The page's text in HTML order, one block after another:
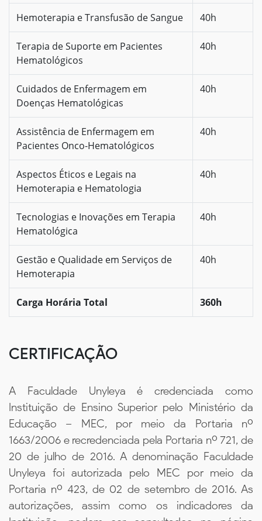
Hemoterapia e Transfusão de Sangue 40h
Terapia de Suporte em Pacientes
Hematológicos
40h
Cuidados de Enfermagem em
Doenças Hematológicas
40h
Assistência de Enfermagem em
Pacientes Onco-Hematológicos
40h
Aspectos Éticos e Legais na
Hemoterapia e Hematologia
40h
Tecnologias e Inovações em Terapia
Hematológica
40h
Gestão e Qualidade em Serviços de
Hemoterapia
40h
Carga Horária Total 360h
CERTIFICAÇÃO
A Faculdade Unyleya é credenciada como
Instituição de Ensino Superior pelo Ministério da
Educação – MEC, por meio da Portaria nº
1663/2006 e recredenciada pela Portaria nº 721, de
20 de julho de 2016. A denominação Faculdade
Unyleya foi autorizada pelo MEC por meio da
Portaria nº 423, de 02 de setembro de 2016. As
autorizações, assim como os indicadores da